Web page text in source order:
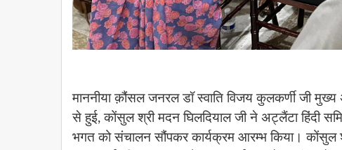
माननीया क़ौंसल जनरल डॉ स्वाति विजय कुलकर्णी जी
से हुई, कोंसुल श्री मदन घिलदियाल जी ने अट्लैंटा हिंदी
भगत को संचालन सौंपकर कार्यक्रम आरम्भ किया। कोंसुल